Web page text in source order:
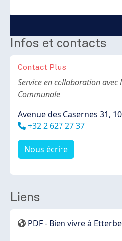
Infos et contacts
Contact Plus
Body
Service en collaboration
Communale
Avenue des Casernes 31,
Téléphone
+32 2 627 27 37
Nous écrire
Liens
PDF - Bien vivre à